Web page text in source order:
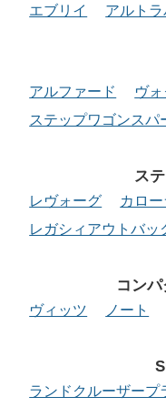
エブリイ
アルトラ
アルファード ヴ
ステップワゴンスパ
ス
レヴォーグ カロ
レガシィアウトバッ
コン
ヴィッツ ノート
ランドクルーザープ